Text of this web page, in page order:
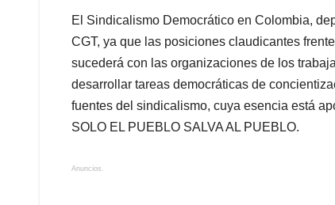
El Sindicalismo Democrático en Colombia,
CGT, ya que las posiciones claudicantes
sucederá con las organizaciones de los
desarrollar tareas democráticas de
fuentes del sindicalismo, cuya esencia está
SOLO EL PUEBLO SALVA AL PUEBLO.
Anuncios.